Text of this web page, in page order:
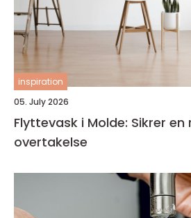
inspiration
05. July 2026
Flyttevask i Molde: Sikrer
overtakelse